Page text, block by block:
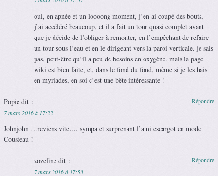
oui, en apnée et un loooong moment, j’en ai coupé des bouts,
j’ai accéléré beaucoup, et il a fait un tour quasi complet avant
que je décide de l’obliger à remonter, en l’empêchant de refaire
un tour sous l’eau et en le dirigeant vers la paroi verticale. je sais
pas, peut-être qu’il a peu de besoins en oxygène. mais la page
wiki est bien faite, et, dans le fond du fond, même si je les hais
en myriades, en soi c’est une bête intéressante !
Popie dit :
7 mars 2016 à 17:22
Johnjohn …reviens vite…. sympa et surprenant l’ami escargot en mode
Cousteau !
Répondre
zozefine dit :
7 mars 2016 à 17:53
Répondre